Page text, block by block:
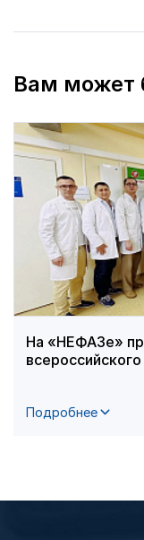
Вам может
На «НЕФАЗе»
Подробнее